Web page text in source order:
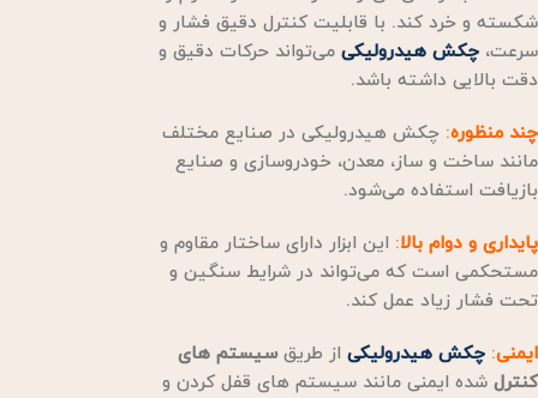
شکسته و خرد کند. با قابلیت کنترل دقیق فشار و
سرعت، چکش هیدرولیکی می‌تواند حرکات دقیق و
دقت بالایی داشته باشد.
چند منظوره: چکش هیدرولیکی در صنایع مختلف
مانند ساخت و ساز، معدن، خودروسازی و صنایع
بازیافت استفاده می‌شود.
پایداری و دوام بالا: این ابزار دارای ساختار مقاوم و
مستحکمی است که می‌تواند در شرایط سنگین و
تحت فشار زیاد عمل کند.
ایمنی: چکش هیدرولیکی از طریقسیستم های
کنترل شده ایمنی مانند سیستم های قفل کردن و